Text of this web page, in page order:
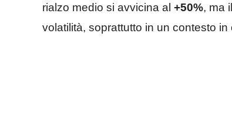
rialzo medio si avvicina al +50%, ma
volatilità, soprattutto in un contesto